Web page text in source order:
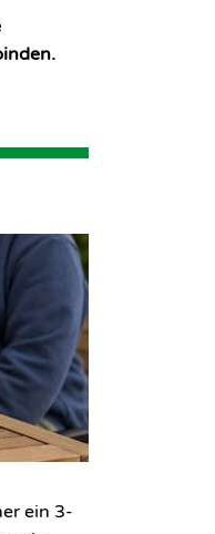
ein 3-